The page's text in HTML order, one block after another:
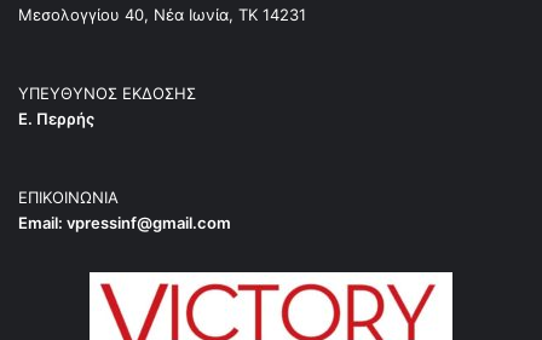
Μεσολογγίου 40, Νέα Ιωνία, ΤΚ 14231
ΥΠΕΥΘΥΝΟΣ ΕΚΔΟΣΗΣ
Ε. Περρής
ΕΠΙΚΟΙΝΩΝΙΑ
Email: vpressinf@gmail.com